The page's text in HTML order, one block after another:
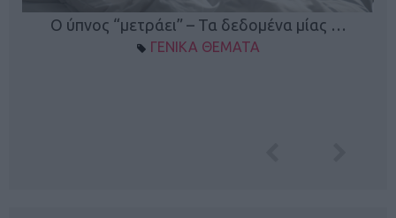
Ο ύπνος “μετράει” – Τα δεδομένα μίας …
ΓΕΝΙΚΑ ΘΕΜΑΤΑ